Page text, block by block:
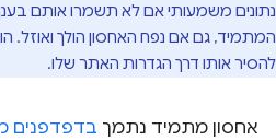
נתונים משמעותי אם לא תשמרו אותם
המתמיד, גם אם נפח האחסון הולך
להסיר אותו דרך הגדרות האתר שלו.
אחסון מתמיד נתמך בדפדפנים